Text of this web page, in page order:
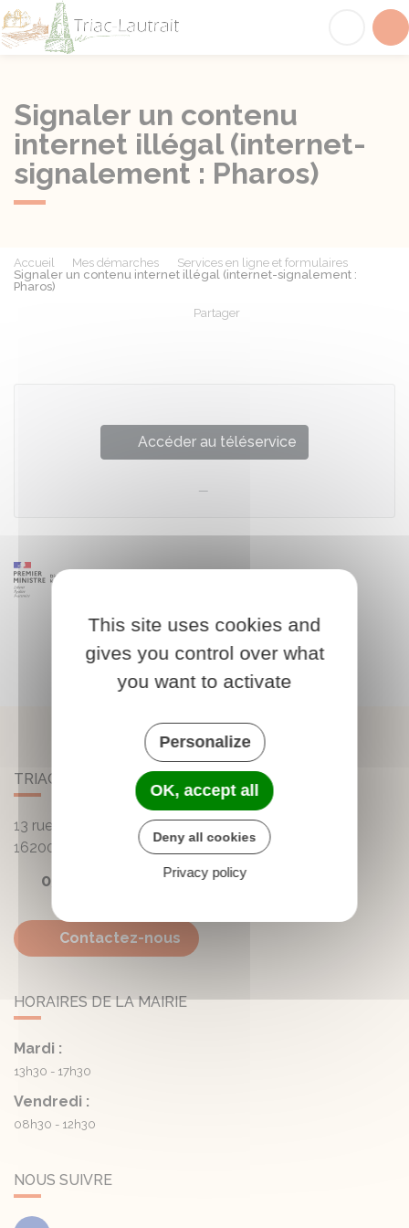
Signaler un contenu
internet illégal (internet-
signalement : Pharos)
Accueil Mes démarches
Services en ligne et formulaires
Signaler un contenu internet illégal (internet-signalement :
Pharos)
Partager
Accéder au téléservice
TRIAC-LAUTRAIT
13 rue de la Mairie - Lautrait
16200
Triac-Lautrait
05 45 81 05 41
Contactez-nous
HORAIRES DE LA MAIRIE
Mardi :
13h30 - 17h30
Vendredi :
08h30 - 12h30
NOUS SUIVRE
This site uses cookies and
gives you control over what
you want to activate
Personalize
OK, accept all
Deny all cookies
Privacy policy